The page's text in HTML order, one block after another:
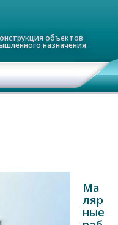
объектов
назначения
Ма
ляр
ные